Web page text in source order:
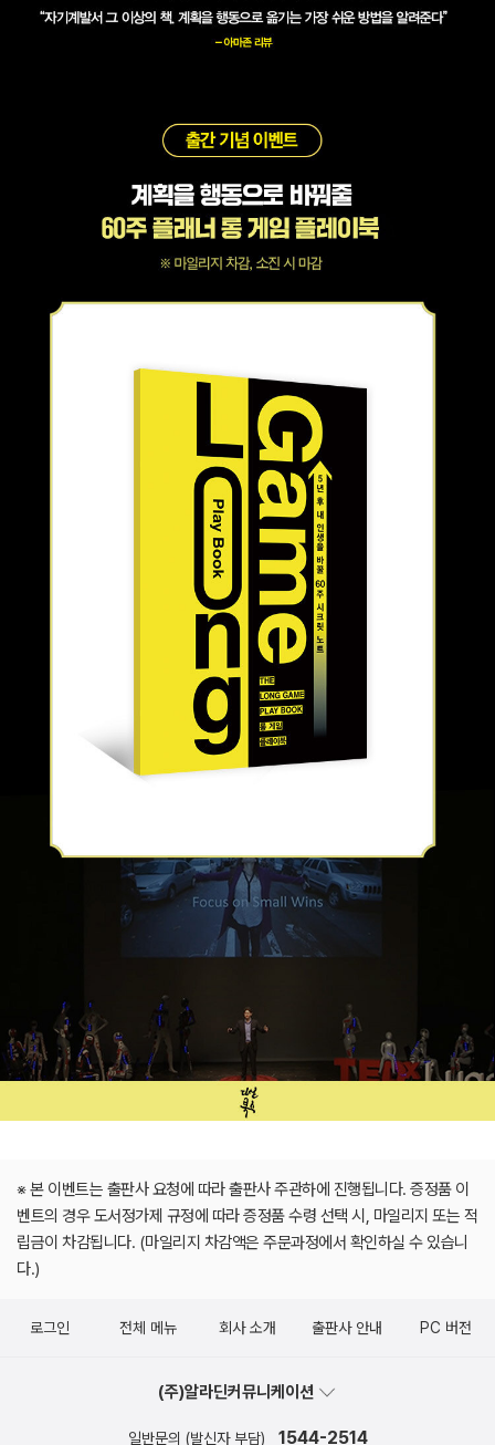
※ 본 이벤트는 출판사 요청에 따라 출판사 주관하에 진행됩니다. 증정품 이
벤트의 경우 도서정가제 규정에 따라 증정품 수령 선택 시, 마일리지 또는 적
립금이 차감됩니다. (마일리지 차감액은 주문과정에서 확인하실 수 있습니
다.)
로그인 전체 메뉴 회사 소개 출판사 안내 PC 버전
(주)알라딘커뮤니케이션
일반문의 (발신자 부담) 1544-2514